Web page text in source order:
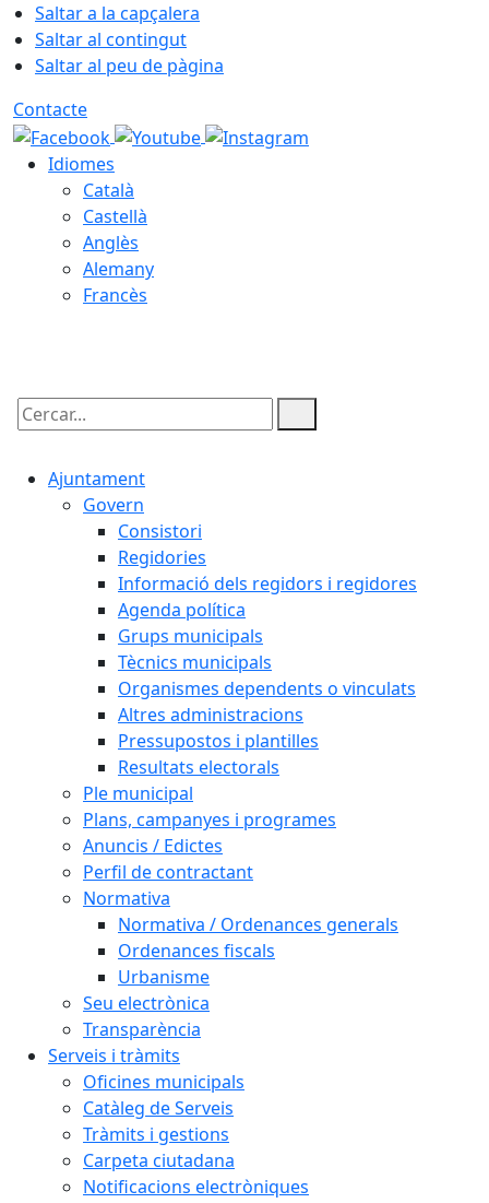
Saltar a la capçalera
Saltar al contingut
Saltar al peu de pàgina
Contacte
Idiomes
Català
Castellà
Anglès
Alemany
Francès
Cercar:
Ajuntament
Govern
Consistori
Regidories
Informació dels regidors i regidores
Agenda política
Grups municipals
Tècnics municipals
Organismes dependents o vinculats
Altres administracions
Pressupostos i plantilles
Resultats electorals
Ple municipal
Plans, campanyes i programes
Anuncis / Edictes
Perfil de contractant
Normativa
Normativa / Ordenances generals
Ordenances fiscals
Urbanisme
Seu electrònica
Transparència
Serveis i tràmits
Oficines municipals
Catàleg de Serveis
Tràmits i gestions
Carpeta ciutadana
Notificacions electròniques